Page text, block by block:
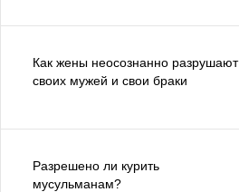
Как жены неосознанно разрушают
своих мужей и свои браки
Разрешено ли курить
мусульманам?